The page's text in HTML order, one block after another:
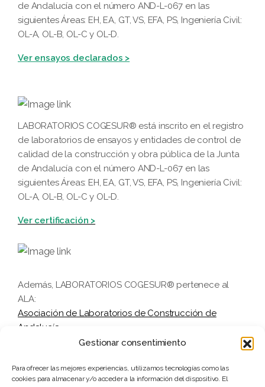
Gestionar consentimiento
Para ofrecer las mejores experiencias, utilizamos tecnologías como las
cookies para almacenar y/o acceder a la información del dispositivo. El
de Andalucía con el número AND-L-067 en las
siguientes Áreas: EH, EA, GT, VS, EFA, PS, Ingeniería Civil:
OL-A, OL-B, OL-C y OL-D.
Ver ensayos declarados >
LABORATORIOS COGESUR® está inscrito en el registro
de laboratorios de ensayos y entidades de control de
calidad de la construcción y obra pública de la Junta
de Andalucía con el número AND-L-067 en las
siguientes Áreas: EH, EA, GT, VS, EFA, PS, Ingeniería Civil:
OL-A, OL-B, OL-C y OL-D.
Ver certificación >
Además, LABORATORIOS COGESUR® pertenece al
ALA:
Asociación de Laboratorios de Construcción de
Andalucía
Legal